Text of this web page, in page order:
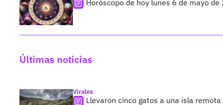
Horóscopo de hoy lunes 6 de mayo
Últimas noticias
Virales
Llevaron cinco gatos a una isla